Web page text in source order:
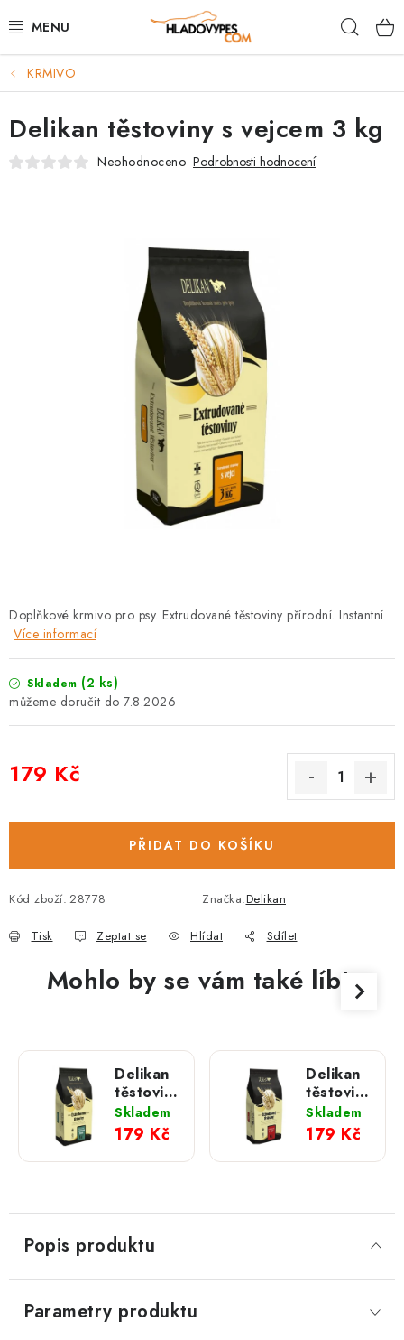
na
POTŘEBY PRO PSY
TAMI PŘEPRAVNÍ BOXY
SPORT SE PSEM
VĚRNOSTNÍ PROGRAM
Výměna, vrácení a reklamace
Obchodní podmínky
Podmínky ochrany osobních údajů
Zásady použivání souboru cookies
FAQ
KRMIVO
Doplňkové krmivo pro psy. Extrudované těstoviny přírodní. Instantní
Více informací
Skladem (2 ks)
7.8.2026
179 Kč
PŘIDAT DO KOŠÍKU
Kód zboží: 28778 Značka:Delikan
Tisk Zeptat se Hlídat Sdílet
Delikan těstoviny s vejcem 3 kg
Neohodnoceno Podrobnosti hodnocení
Mohlo by se vám také líbit
Delikan
těstoviny
pro psy
s
mořskou
řasou 3
Skladem
179 Kč
Delikan
těstoviny
pro psy
s mrkví
3 kg
Skladem
179 Kč
Popis produktu
Parametry produktu